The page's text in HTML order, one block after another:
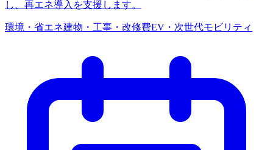
し、再エネ導入を支援します。
環境・省エネ建物・工事・改修費EV・次世代モビリティ